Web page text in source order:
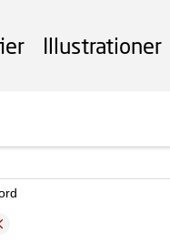
Illustrationer